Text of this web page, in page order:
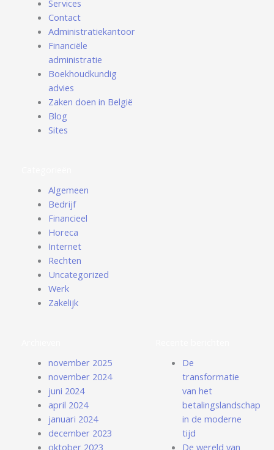
Services
Contact
Administratiekantoor
Financiële
administratie
Boekhoudkundig
advies
Zaken doen in België
Blog
Sites
Algemeen
Bedrijf
Financieel
Horeca
Internet
Rechten
Uncategorized
Werk
Zakelijk
november 2025
november 2024
juni 2024
april 2024
januari 2024
december 2023
oktober 2023
De
transformatie
van het
betalingslandschap
in de moderne
tijd
De wereld van